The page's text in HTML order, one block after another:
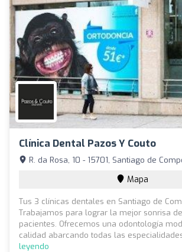
Clínica Dental Pazos Y Couto
R. da Rosa, 10 - 15701, Santiago de
Mapa
Tus 3 clínicas dentales en Santiago de
Trabajamos para lograr la mejor sonrisa
pacientes. Ofrecemos una odontología
calidad abarcando todas las
leyendo